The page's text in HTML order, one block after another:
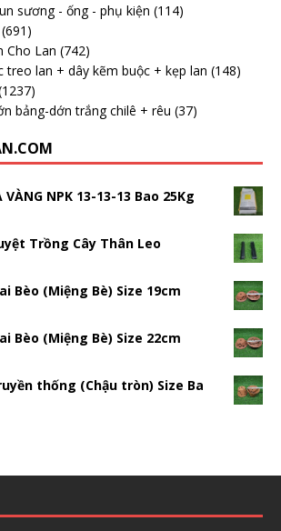
sương - ống - phụ kiện (114)
(691)
Cho Lan (742)
treo lan + dây kẽm buộc + kẹp lan (148)
bảng-dớn trắng chilê + rêu (37)
VÀNG NPK 13-13-13 Bao 25Kg
Trồng Cây Thân Leo
Bèo (Miệng Bè) Size 19cm
Bèo (Miệng Bè) Size 22cm
thống (Chậu tròn) Size Ba